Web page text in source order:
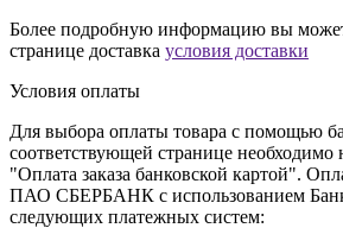
Более подробную информацию вы
странице доставка условия доставки
Условия оплаты
Для выбора оплаты товара с помощью
соответствующей странице необходимо
"Оплата заказа банковской картой".
ПАО СБЕРБАНК с использованием
следующих платежных систем: